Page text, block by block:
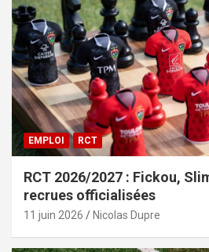
EMPLOI RCT
RCT 2026/2027 : Fickou,
recrues officialisées
11 juin 2026 Nicolas Dupre